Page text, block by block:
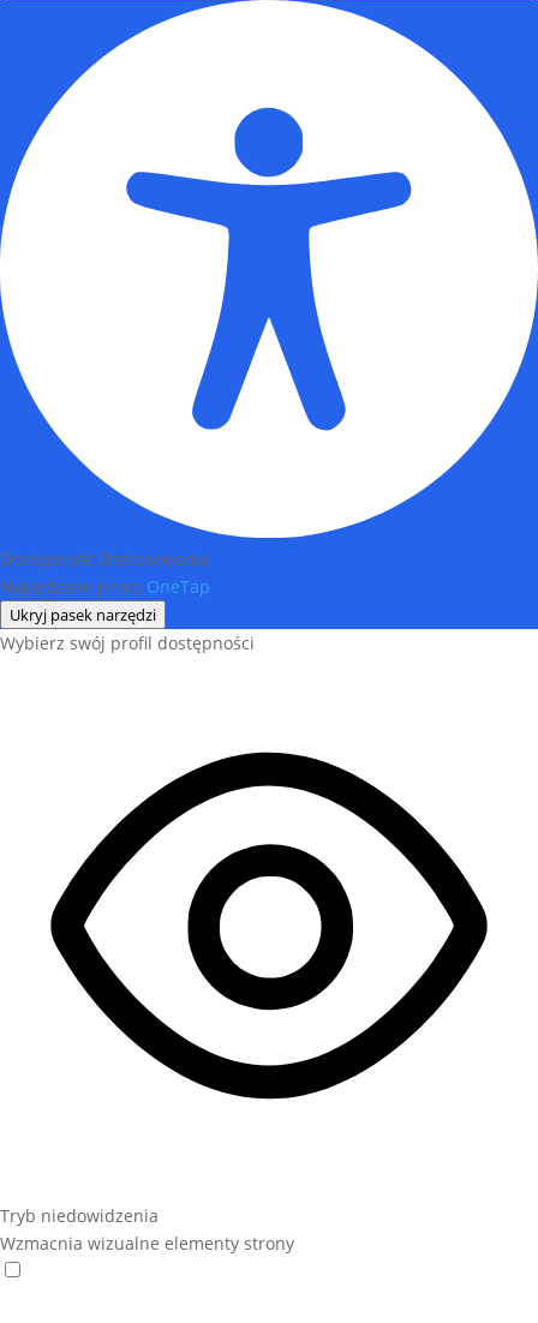
Dostępność Dostosowania
Napędzane przez OneTap
Ukryj pasek narzędzi
Wybierz swój profil dostępności
Tryb niedowidzenia
Wzmacnia wizualne elementy strony